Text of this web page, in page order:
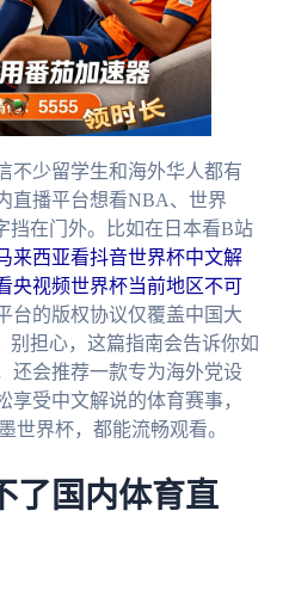
不少留学生和海外华人都有
播平台想看NBA、世界
挡在门外。比如在日本看B站
来西亚看抖音世界杯中文解
央视频世界杯当前地区不可
台的版权协议仅覆盖中国大
别担心，这篇指南会告诉你如
还会推荐一款专为海外党设
享受中文解说的体育赛事，
世界杯，都能流畅观看。
了国内体育直